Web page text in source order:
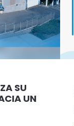
SU
UN